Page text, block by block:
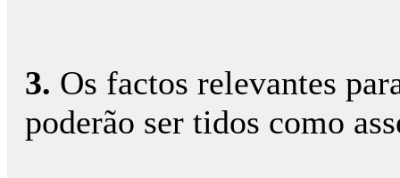
3. Os factos relevantes
poderão ser tidos como